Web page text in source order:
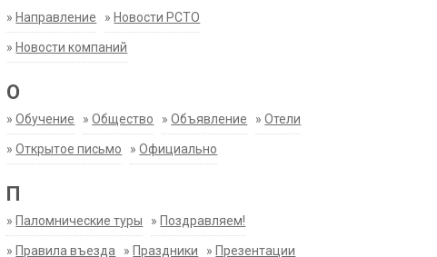
» Направление » Новости РСТО
» Новости компаний
О
»Обучение »Общество »Объявление »Отели
»Открытое письмо »Официально
П
» Паломнические туры » Поздравляем!
» Правила въезда » Праздники » Презентации